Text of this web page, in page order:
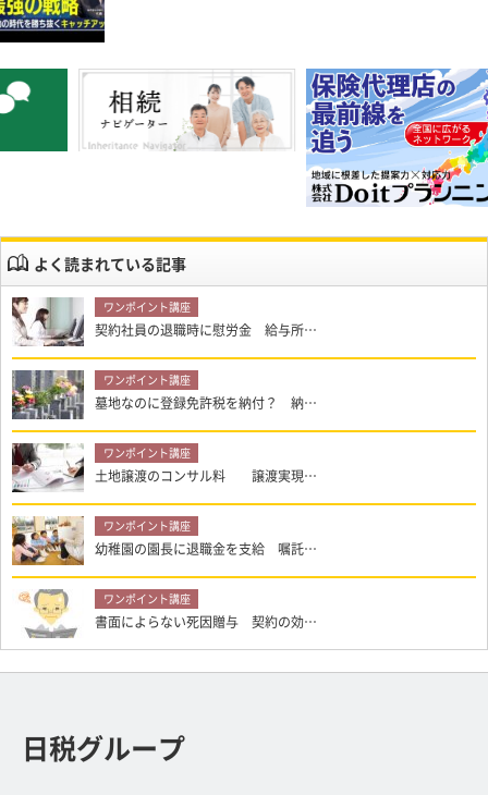
よく読まれている記事
契約社員の退職時に慰労金 給与所…
墓地なのに登録免許税を納付？ 納…
土地譲渡のコンサル料 譲渡実現…
幼稚園の園長に退職金を支給 嘱託…
書面によらない死因贈与 契約の効…
日税グループ